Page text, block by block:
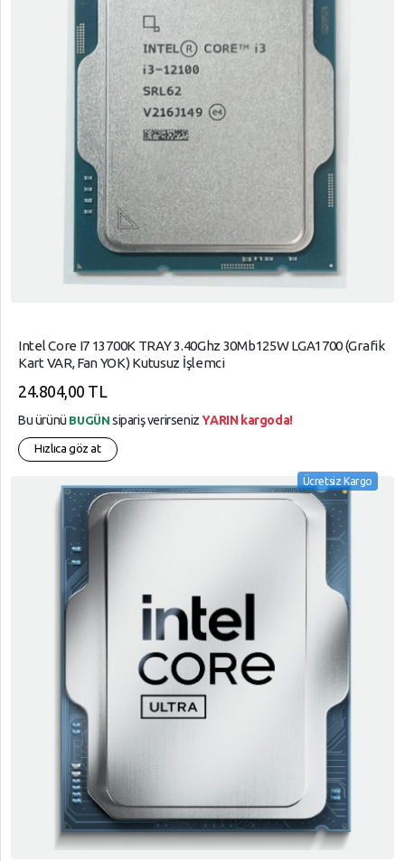
Intel Core I7 13700K TRAY 3.40Ghz 30Mb125W LGA1700 (Grafik
Kart VAR, Fan YOK) Kutusuz İşlemci
24.804,00 TL
Bu ürünü BUGÜN sipariş verirsenizYARIN kargoda!
Hızlıca göz at
Ücretsiz Kargo